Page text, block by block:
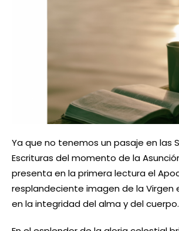
Ya que no tenemos un pasaje en las
Escrituras del momento de la
presenta en la primera lectura el
resplandeciente imagen de la Virgen
en la integridad del alma y del cuerpo.